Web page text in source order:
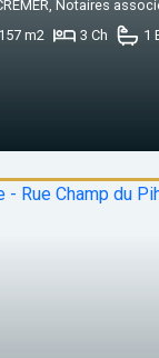
Notaires
157 m2 3 Ch 1